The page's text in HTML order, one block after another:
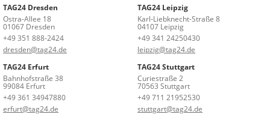
TAG24 Dresden
Ostra-Allee 18
01067 Dresden
+49 351 888-2424
dresden@tag24.de
TAG24 Leipzig
Karl-Liebknecht-Straße 8
04107 Leipzig
+49 341 24250430
leipzig@tag24.de
TAG24 Erfurt
Bahnhofstraße 38
99084 Erfurt
+49 361 34947880
erfurt@tag24.de
TAG24 Stuttgart
Curiestraße 2
70563 Stuttgart
+49 711 21952530
stuttgart@tag24.de